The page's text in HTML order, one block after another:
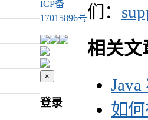
们：
相关文
如
ICP备
17015896号
×
登录